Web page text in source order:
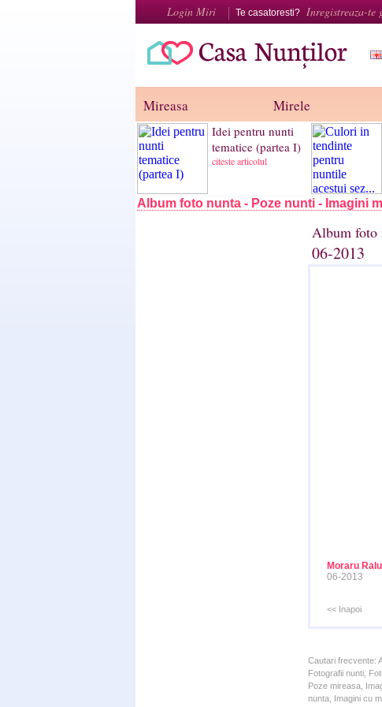
Login Miri Te casatoresti? Inregistreaza-te
Mireasa Mirele
Idei pentru nunti
tematice (partea I)
citeste articolul
Album foto nunta - Poze nunti - Imagini
Album foto
06-2013
Moraru
06-2013
<< Inapoi
Cautari frecvente:
Fotografii nunti,
Poze mireasa,
nunta, Imagini cu